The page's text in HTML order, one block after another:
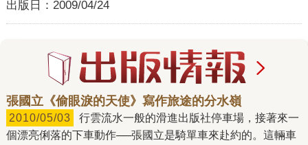
出版日： 2009/04/24
張國立《偷眼淚的天使》寫作旅途的分水嶺
2010/05/03
個漂亮俐落的下車動作──張國立是騎單車來赴約的。這輛車